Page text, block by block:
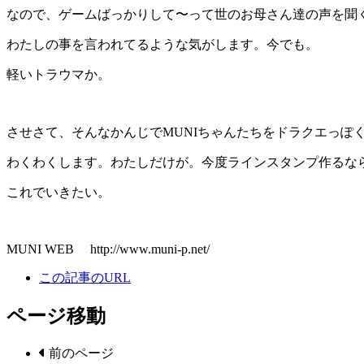
なので、ゲームばっかりして〜って世のお母さん達の声を聞
わたしの事を言われてるような気がします。今でも。
軽いトラウマか。
させさて、そんなかんじでMUNIちゃんたちをドラクエっぽ
わくわくします。わたしだけが。今度ラインスタンプ作るな
これでいきたい。
MUNI WEB http://www.muni-p.net/
この記事のURL
ページ移動
前のページ